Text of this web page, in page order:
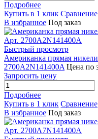
Подробнее
Купить в 1 клик Сравнение
В избранное Под заказ
Быстрый просмотр
Американка прямая
2700A2N141400A Цена по
Запросить цену
Подробнее
Купить в 1 клик Сравнение
В избранное Под заказ